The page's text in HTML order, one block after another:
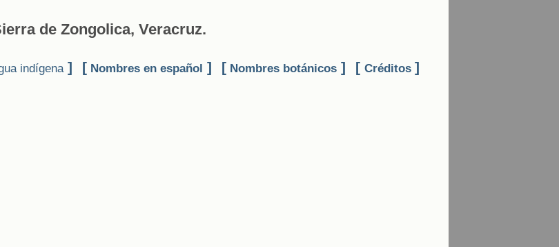
de Zongolica, Veracruz.
indígena ] [ Nombres en español ] [ Nombres botánicos ] [ Créditos ]